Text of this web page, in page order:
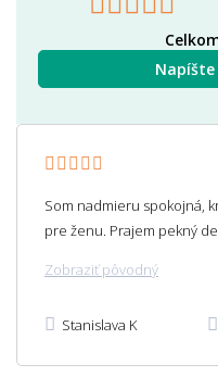
Napíšte
Som nadmieru spokojná,
pre ženu. Prajem pekný
Zobraziť pôvodný
Stanislava K